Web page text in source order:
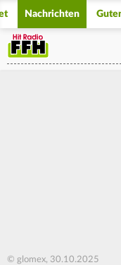
Nachrichten
© glomex, 30.10.2025